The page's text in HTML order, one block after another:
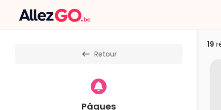
Retour
Pâques
19